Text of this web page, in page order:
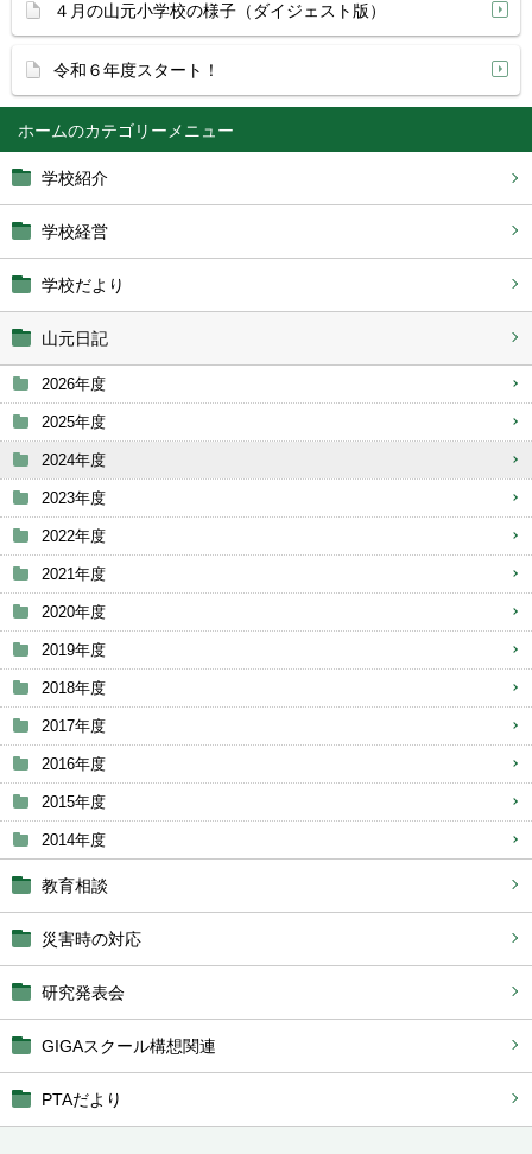
ホーム
学校紹介
学校経営
学校だより
山元日記
2026年度
2025年度
2024年度
2023年度
2022年度
2021年度
2020年度
2019年度
2018年度
2017年度
2016年度
2015年度
2014年度
教育相談
災害時の対応
研究発表会
GIGAスクール構想関連
PTAだより
４月の山元小学校の様子（ダイジェスト版）
令和６年度スタート！